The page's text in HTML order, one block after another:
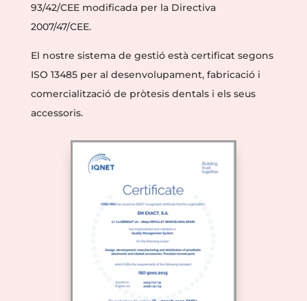
93/42/CEE modificada per la Directiva
2007/47/CEE.
El nostre sistema de gestió està certificat segons
ISO 13485 per al desenvolupament, fabricació i
comercialització de pròtesis dentals i els seus
accessoris.